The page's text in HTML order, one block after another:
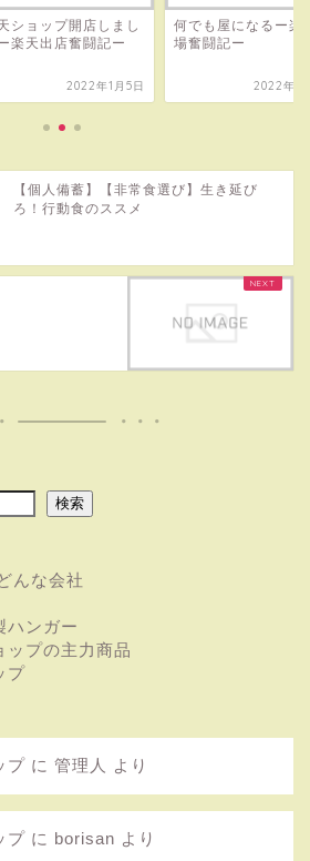
ショップ開店しまし
楽天出店奮闘記ー
2022年1月5日
何でも屋になるー楽
場奮闘記ー
2022年1
【個人備蓄】【非常食選び】生き延び
ろ！行動食のススメ
検索
んな会社
ハンガー
ップの主力商品
プ
プ に 管理人 より
プ に borisan より